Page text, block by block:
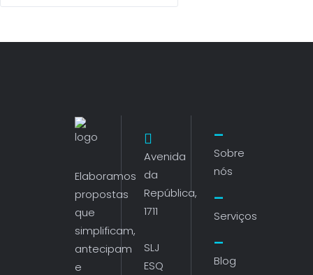
Elaboramos
propostas
que
simplificam,
antecipam
e
Avenida
da
República,
1711
SLJ
ESQ
Sobre
nós
Serviços
Blog